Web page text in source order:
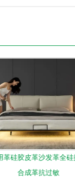
革硅胶皮革沙发革全硅
合成革抗过敏